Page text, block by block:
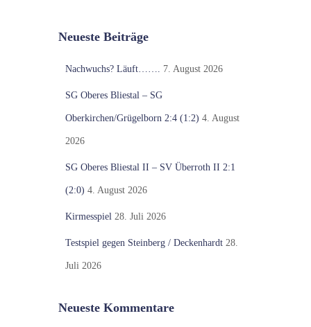
Neueste Beiträge
Nachwuchs? Läuft……. 7. August 2026
SG Oberes Bliestal – SG
Oberkirchen/Grügelborn 2:4 (1:2) 4. August
2026
SG Oberes Bliestal II – SV Überroth II 2:1
(2:0) 4. August 2026
Kirmesspiel 28. Juli 2026
Testspiel gegen Steinberg / Deckenhardt 28.
Juli 2026
Neueste Kommentare